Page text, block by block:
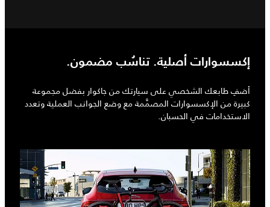
إكسسوارات أصلية. تناسُب مضمون.
أضفِ طابعك الشخصي على سيارتك من جاكوار بفضل مجموعة
كبيرة من الإكسسوارات المصمَّمة مع وضع الجوانب العملية وتعدد
الاستخدامات في الحسبان.